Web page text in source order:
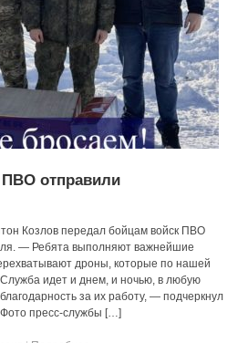
отправили
Козлов передал бойцам войск ПВО
— Ребята выполняют важнейшие
дроны, которые по нашей
Служба идет и днем, и ночью, в любую
за их работу, — подчеркнул
пресс-службы […]